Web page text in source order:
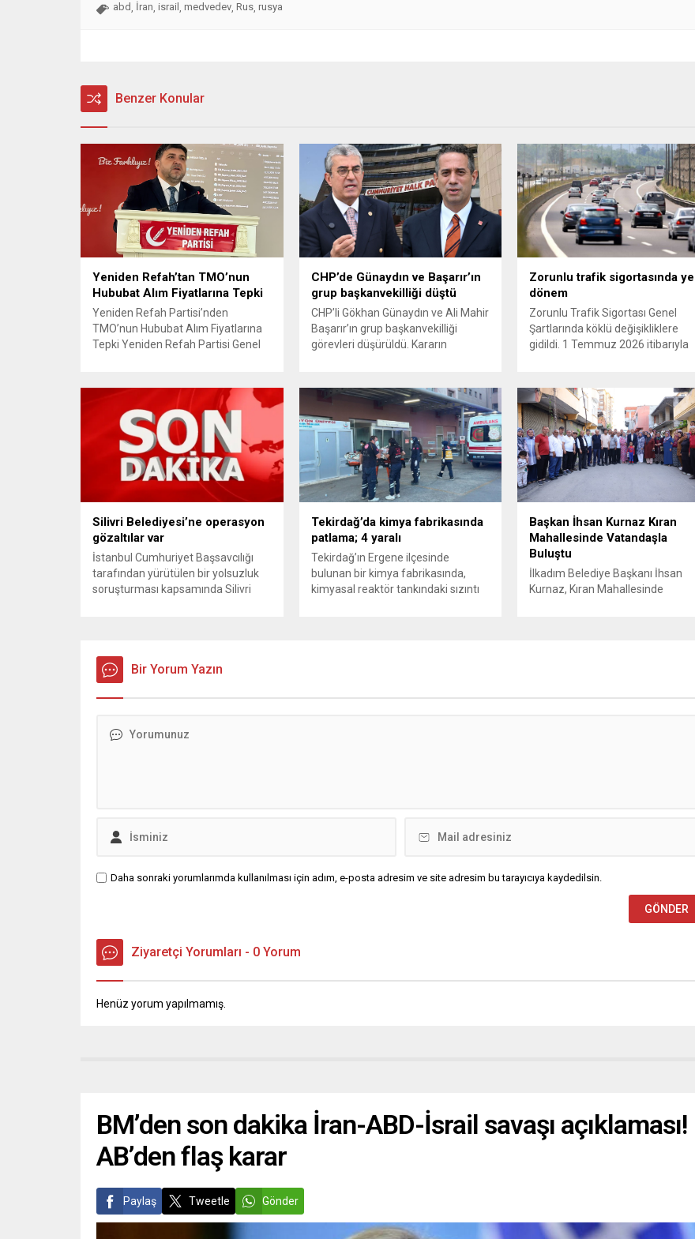
abd, İran, israil , medvedev, Rus, rusya
Benzer Konular
Yeniden Refah’tan TMO’nun
Hububat Alım Fiyatlarına Tepki
Yeniden Refah Partisi’nden
TMO’nun Hububat Alım Fiyatlarına
Tepki Yeniden Refah Partisi Genel
Bayramoğlu, Toprak Mahsulleri
Ofisi’nin (TMO) açıkladığı hububat
alım fiyatlarına ilişkin yazılı bir
açıklama yaptı. Bayramoğlu,
açıklanan fiyatların çiftçinin artan
maliyetlerini karşılamaktan uzak
olduğunu savunarak fiyatların
yeniden değerlendirilmesi
çağrısında...
CHP’de Günaydın ve Başarır’ın
grup başkanvekilliği düştü
CHP’li Gökhan Günaydın ve Ali Mahir
Başarır’ın grup başkanvekilliği
görevleri düşürüldü. Kararın
kaldırıldı. Günaydın, ilk
açıklamasında “Olmayan MYK’nın
verdiği hukuksuz bir karardır” dedi.
CHP’den tedbirli olarak kesin
çıkarma cezası uygulanmak üzere
Yüksek Disiplin Kurulu’na (YDK) sevk
edilen ve partideki tüm
görevlerinden...
Zorunlu trafik sigortasında
dönem
Zorunlu Trafik Sigortası Genel
Şartlarında köklü değişikliklere
gidildi. 1 Temmuz 2026 itibarıyla
yönelik rücu (zararı rücu ettirme)
haklarını genişletirken, orijinal
kullanımındaki yaş sınırını
ve değer kaybı ödemelerinde hak
sahibinin başvuru şartını otomatik
hale getiriyor. Hazine
Müsteşarlığına bağlı ilgili
kurumlarca...
Silivri Belediyesi’ne operasyon
gözaltılar var
İstanbul Cumhuriyet Başsavcılığı
tarafından yürütülen bir yolsuzluk
soruşturması kapsamında Silivri
bazı iş insanlarının da bulunduğu
çok sayıda kişi hakkında gözaltı
kararı uygulandı. Emniyet güçlerinin
inceleme ve arama çalışmaları
Tekirdağ’da kimya fabrikasında
patlama; 4 yaralı
Tekirdağ’ın Ergene ilçesinde
bulunan bir kimya fabrikasında,
kimyasal reaktör tankındaki sızıntı
güvenlik ve sızıntı incelemesi
Başkan İhsan Kurnaz Kıran
Mahallesinde Vatandaşla
Buluştu
İlkadım Belediye Başkanı İhsan
Kurnaz, Kıran Mahallesinde
kapsamında Kıran Mahallesini
Bir Yorum Yazın
Daha sonraki yorumlarımda kullanılması için adım, e-posta adresim ve site adresim bu tarayıcıya kaydedilsin.
Ziyaretçi Yorumları - 0 Yorum
Henüz yorum yapılmamış.
BM’den son dakika İran-ABD-İsrail savaşı açıklaması!
AB’den flaş karar
Paylaş Tweetle Gönder